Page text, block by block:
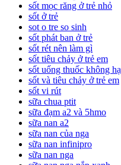
sốt mọc răng ở trẻ nhỏ
sốt ở trẻ
sot o tre so sinh
sốt phát ban ở trẻ
sốt rét nên làm gì
sốt tiêu chảy ở trẻ em
sốt uống thuốc không hạ
sốt và tiêu chảy ở trẻ em
sốt vi rút
sữa chua ptit
sữa đạm a2 và 5hmo
sữa nan a2
sữa nan của nga
sữa nan infinipro
sữa nan nga